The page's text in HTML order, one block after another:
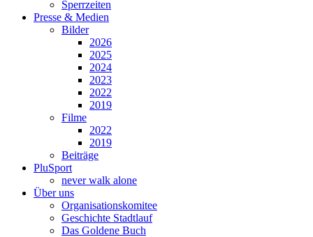
Sperrzeiten
Presse & Medien
Bilder
2026
2025
2024
2023
2022
2019
Filme
2022
2019
Beiträge
PluSport
never walk alone
Über uns
Organisationskomitee
Geschichte Stadtlauf
Das Goldene Buch